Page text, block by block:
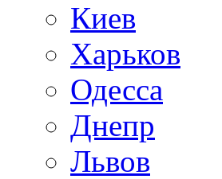
Киев
Харьков
Одесса
Днепр
Львов